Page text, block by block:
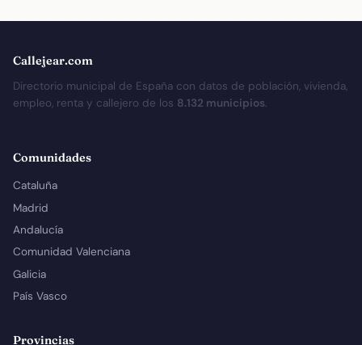
Callejear.com
Directorio municipal de España con datos de población, vivienda,
empleo, renta y callejero de los 8.132 municipios.
Comunidades
Cataluña
Madrid
Andalucía
Comunidad Valenciana
Galicia
País Vasco
Provincias